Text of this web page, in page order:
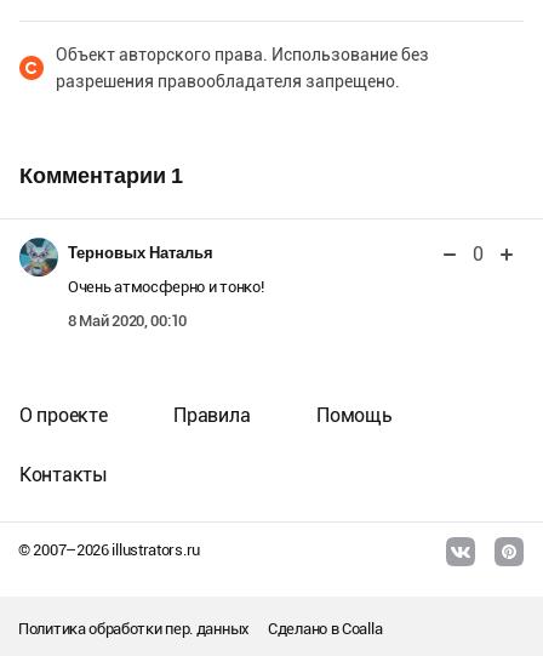
Объект авторского права. Использование без
разрешения правообладателя запрещено.
Комментарии 1
Терновых Наталья 0
Очень атмосферно и тонко!
8 Май 2020, 00:10
© 2007–2026illustrators.ru
О проекте Правила Помощь
Контакты
Политика обработки пер. данных Сделано вCoalla